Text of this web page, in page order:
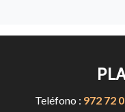
Teléfono : 972 72